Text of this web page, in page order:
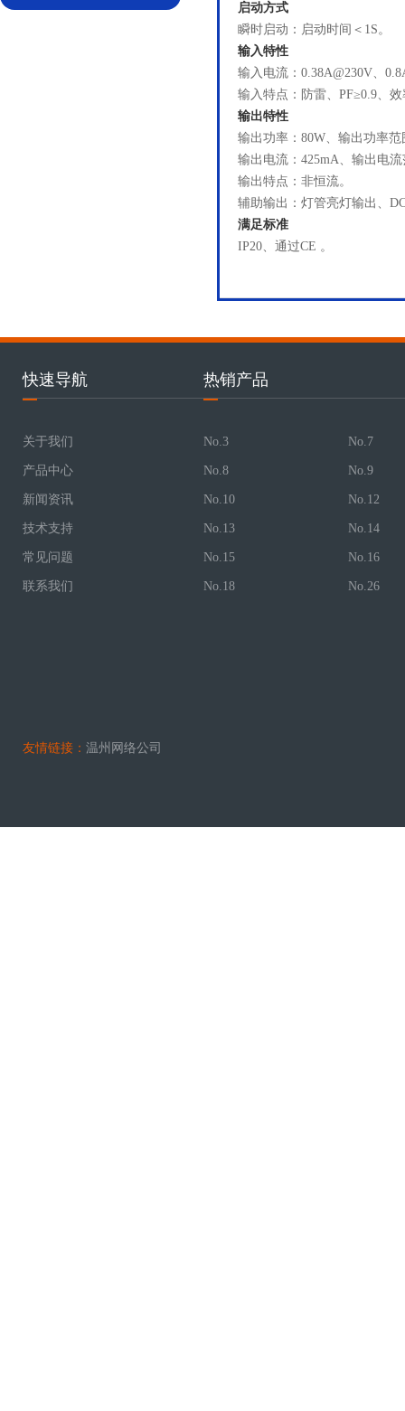
启动方式
瞬时启动：启动时间＜1S。
输入特性
输入电流：0.38A@230V、
输入特点：防雷、PF≥0.9、效
输出特性
输出功率：80W、输出功率
输出电流：425mA、输出电
输出特点：非恒流。
辅助输出：灯管亮灯输出、
满足标准
IP20、通过CE 。
快速导航
关于我们
产品中心
新闻资讯
技术支持
常见问题
联系我们
热销产品
No.3 No.7
No.8 No.9
No.10 No.12
No.13 No.14
No.15 No.16
No.18 No.26
友情链接： 温州网络公司